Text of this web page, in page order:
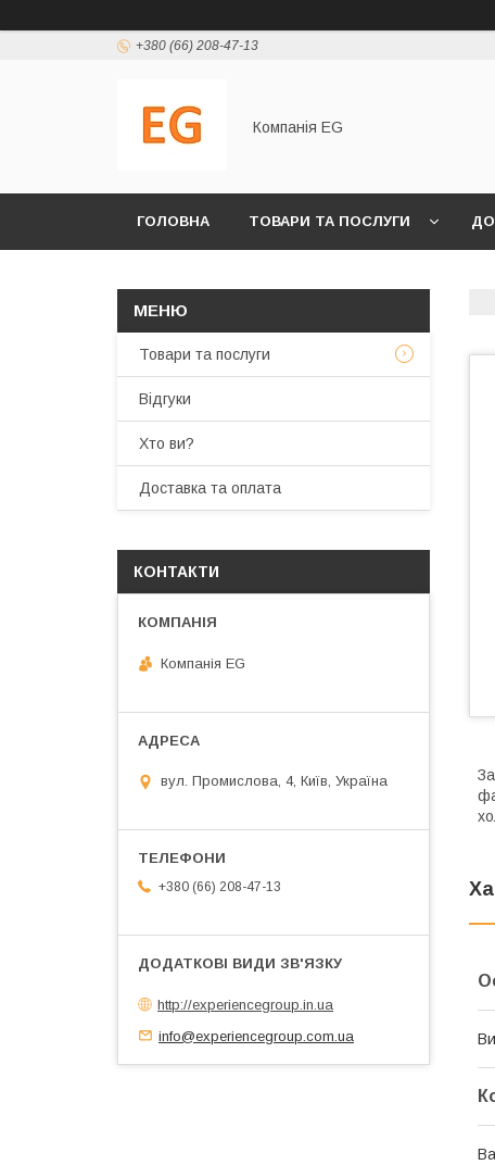
+380 (66) 208-47-13
Компанія EG
ГОЛОВНА ТОВАРИ ТА ПОСЛУГИ
Товари та послуги
Відгуки
Хто ви?
Доставка та оплата
КОНТАКТИ
Компанія EG
вул. Промислова, 4, Київ, Україна
+380 (66) 208-47-13
http://experiencegroup.in.ua
info@experiencegroup.com.ua